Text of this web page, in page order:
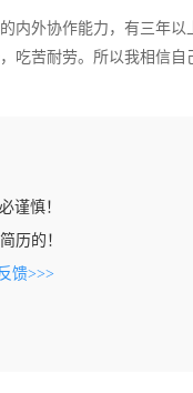
内外协作能力，有三年
吃苦耐劳。所以我相信自
谨慎！
历的！
馈>>>